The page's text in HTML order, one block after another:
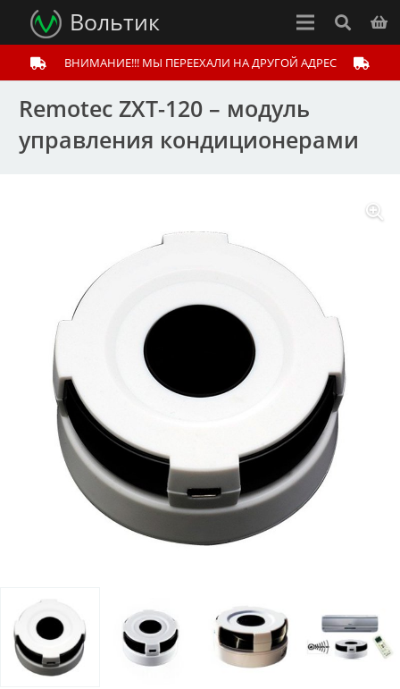
Вольтик
ВНИМАНИЕ!!! МЫ ПЕРЕЕХАЛИ НА ДРУГОЙ АДРЕС
Remoteс ZXT-120 – модуль
управления кондиционерами